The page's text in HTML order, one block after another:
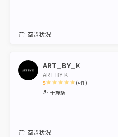
空き状況
ART_BY_K
ART BY K
5
1 2 3 4
(4件)
千歳駅
空き状況